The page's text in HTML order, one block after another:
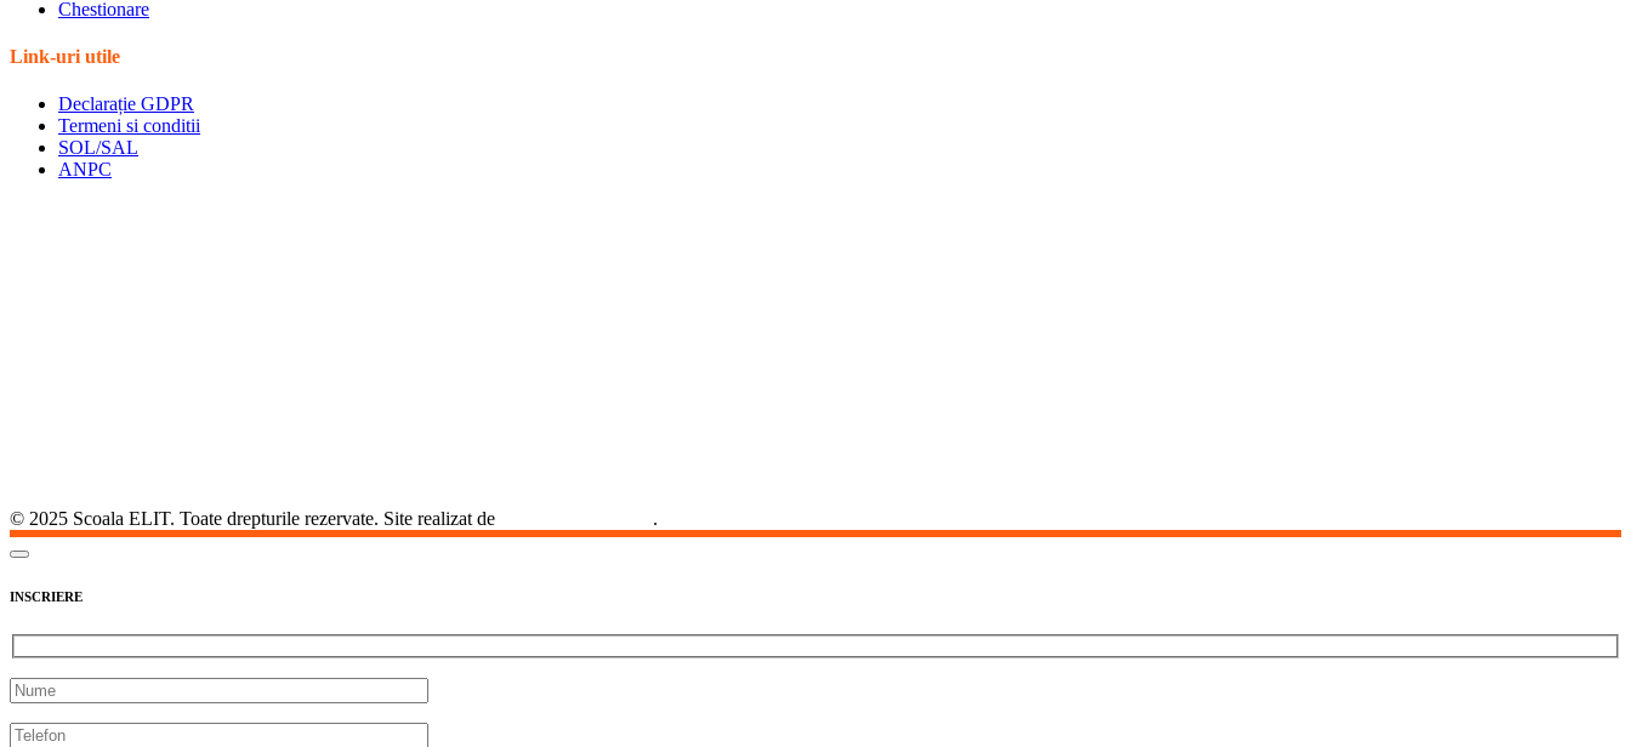
Chestionare
Link-uri utile
Declarație GDPR
Termeni si conditii
SOL/SAL
ANPC
© 2025 Scoala ELIT. Toate drepturile rezervate. Site realizat de .
INSCRIERE